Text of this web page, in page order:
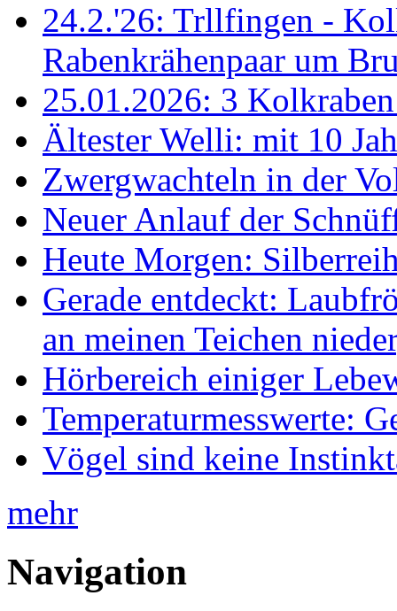
24.2.'26: Trllfingen -
Rabenkrähenpaar um
25.01.2026: 3
Ältester Welli: mit 10
Zwergwachteln in der
Neuer Anlauf der
Heute Morgen:
Gerade entdeckt:
an meinen Teichen
Hörbereich einiger
Temperaturmesswerte:
Vögel sind keine
mehr
Navigation